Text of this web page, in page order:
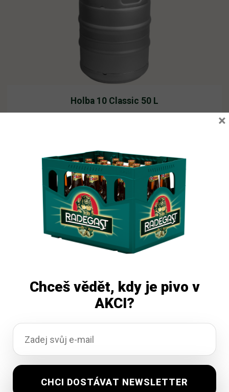
Holba 10 Classic 50 L
0,00
Čtěte více
Vyprodáno
2 210,62Kčvč. DPH
Chceš vědět, kdy je pivo v
AKCI?
×